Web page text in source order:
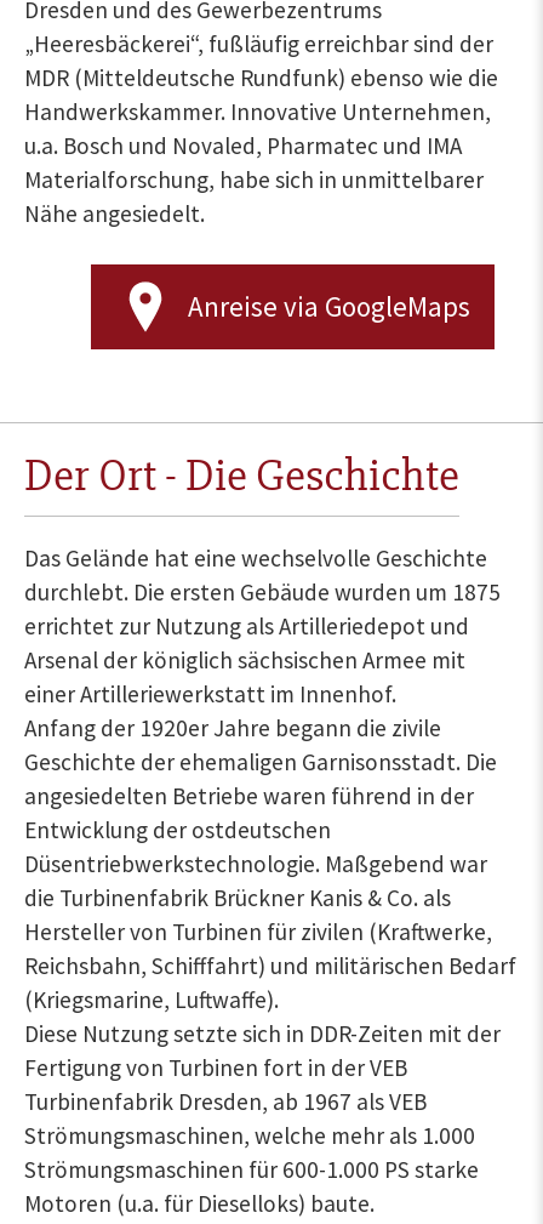
Dresden und des Gewerbezentrums
„Heeresbäckerei“, fußläufig erreichbar sind der
MDR (Mitteldeutsche Rundfunk) ebenso wie die
Handwerkskammer. Innovative Unternehmen,
u.a. Bosch und Novaled, Pharmatec und IMA
Materialforschung, habe sich in unmittelbarer
Nähe angesiedelt.
Anreise via GoogleMaps
Der Ort - Die Geschichte
Das Gelände hat eine wechselvolle Geschichte
durchlebt. Die ersten Gebäude wurden um 1875
errichtet zur Nutzung als Artilleriedepot und
Arsenal der königlich sächsischen Armee mit
einer Artilleriewerkstatt im Innenhof.
Anfang der 1920er Jahre begann die zivile
Geschichte der ehemaligen Garnisonsstadt. Die
angesiedelten Betriebe waren führend in der
Entwicklung der ostdeutschen
Düsentriebwerkstechnologie. Maßgebend war
die Turbinenfabrik Brückner Kanis & Co. als
Hersteller von Turbinen für zivilen (Kraftwerke,
Reichsbahn, Schifffahrt) und militärischen Bedarf
(Kriegsmarine, Luftwaffe).
Diese Nutzung setzte sich in DDR-Zeiten mit der
Fertigung von Turbinen fort in der VEB
Turbinenfabrik Dresden, ab 1967 als VEB
Strömungsmaschinen, welche mehr als 1.000
Strömungsmaschinen für 600-1.000 PS starke
Motoren (u.a. für Dieselloks) baute.